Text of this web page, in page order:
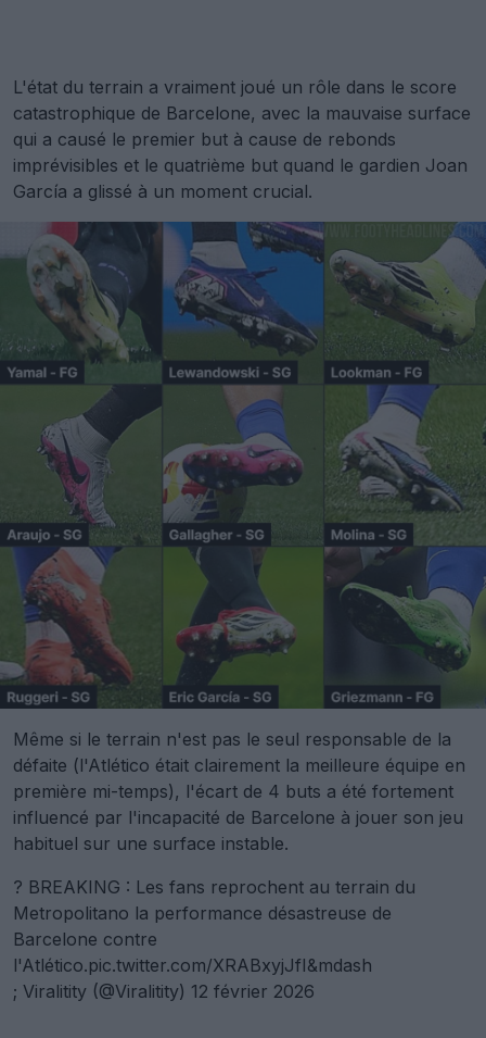
L'état du terrain a vraiment joué un rôle dans le score
catastrophique de Barcelone, avec la mauvaise surface
qui a causé le premier but à cause de rebonds
imprévisibles et le quatrième but quand le gardien Joan
García a glissé à un moment crucial.
Même si le terrain n'est pas le seul responsable de la
défaite (l'Atlético était clairement la meilleure équipe en
première mi-temps), l'écart de 4 buts a été fortement
influencé par l'incapacité de Barcelone à jouer son jeu
habituel sur une surface instable.
? BREAKING : Les fans reprochent au terrain du
Metropolitano la performance désastreuse de
Barcelone contre
l'Atlético.pic.twitter.com/XRABxyjJfI&mdash
; Viralitity (@Viralitity) 12 février 2026